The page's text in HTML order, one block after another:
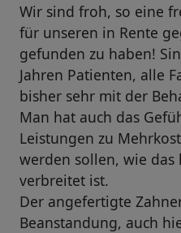
Wir sind froh, so eine
für unseren in Rente
gefunden zu haben!
Jahren Patienten, alle
bisher sehr mit der
Man hat auch das
Leistungen zu
werden sollen, wie
verbreitet ist.
Der angefertigte
Beanstandung, auch